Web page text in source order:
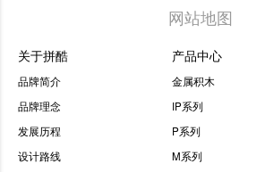
网站地图
关于拼酷
品牌简介
品牌理念
发展历程
设计路线
产品中心
金属积木
IP系列
P系列
M系列